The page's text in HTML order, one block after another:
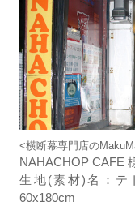
<横断幕専門店の
NAHACHOP CAFE
生地(素材)名：テ
60x180cm